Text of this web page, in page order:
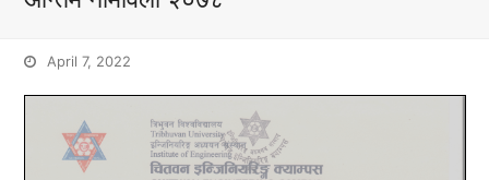
April 7, 2022